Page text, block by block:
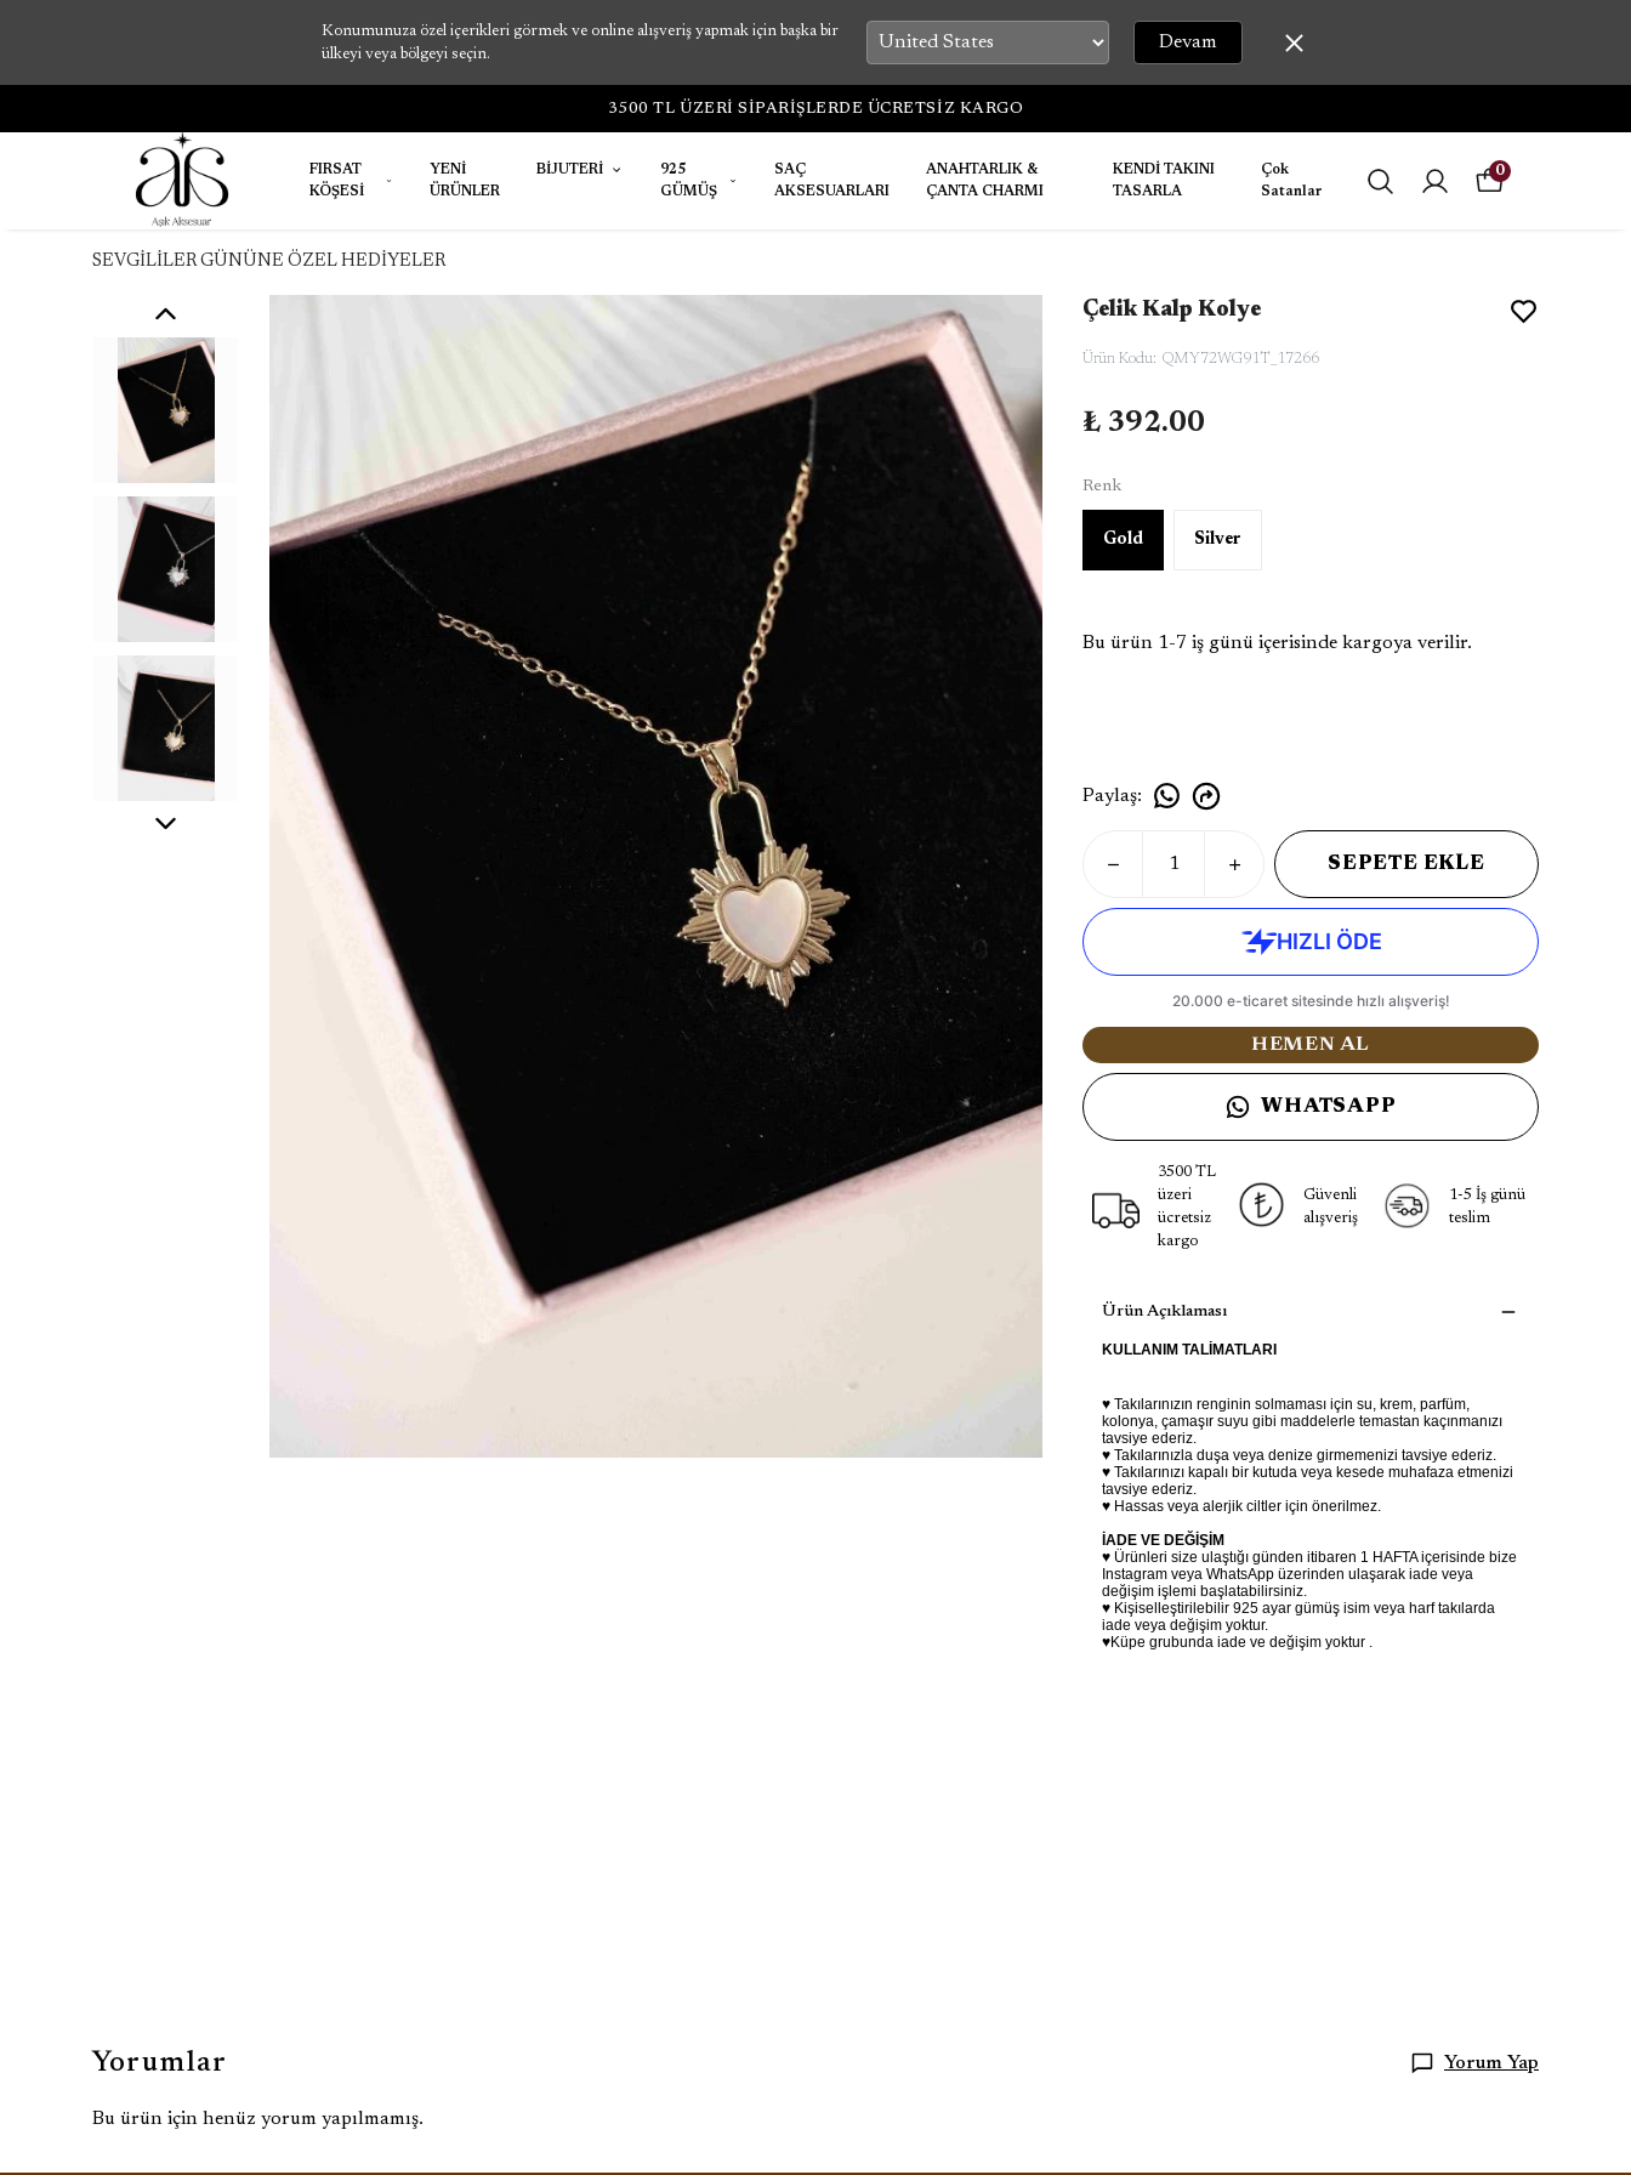
Konumunuza özel içerikleri görmek ve online alışveriş yapmak için başka bir
ülkeyi veya bölgeyi seçin.
Devam
3500 TL ÜZERİ SİPARİŞLERDE ÜCRETSİZ KARGO
FIRSAT
KÖŞESİ
YENİ
ÜRÜNLER
BİJUTERİ
925
GÜMÜŞ
SAÇ
AKSESUARLARI
ANAHTARLIK &
ÇANTA CHARMI
KENDİ TAKINI
TASARLA
Çok
Satanlar
0
SEVGİLİLER GÜNÜNE ÖZEL HEDİYELER
Çelik Kalp Kolye
Ürün Kodu: QMY72WG91T_17266
₺ 392.00
Renk
Gold Silver
Bu ürün 1-7 iş günü içerisinde kargoya verilir.
Paylaş:
SEPETE EKLE
HEMEN AL
WHATSAPP
3500 TL
üzeri
ücretsiz
kargo
Güvenli
alışveriş
1-5 İş günü
teslim
Ürün Açıklaması
KULLANIM TALİMATLARI
♥ Takılarınızın renginin solmaması için su, krem, parfüm,
kolonya, çamaşır suyu gibi maddelerle temastan kaçınmanızı
tavsiye ederiz.
♥ Takılarınızla duşa veya denize girmemenizi tavsiye ederiz.
♥ Takılarınızı kapalı bir kutuda veya kesede muhafaza etmenizi
tavsiye ederiz.
♥ Hassas veya alerjik ciltler için önerilmez.
İADE VE DEĞİŞİM
♥ Ürünleri size ulaştığı günden itibaren 1 HAFTA içerisinde bize
Instagram veya WhatsApp üzerinden ulaşarak iade veya
değişim işlemi başlatabilirsiniz.
♥ Kişiselleştirilebilir 925 ayar gümüş isim veya harf takılarda
iade veya değişim yoktur.
♥Küpe grubunda iade ve değişim yoktur .
Yorumlar Yorum Yap
Bu ürün için henüz yorum yapılmamış.